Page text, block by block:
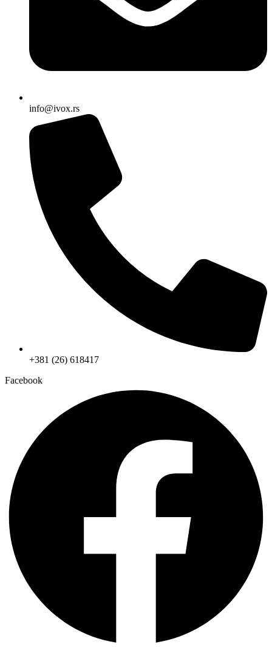
info@ivox.rs
+381 (26) 618417
Facebook